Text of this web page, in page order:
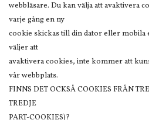
webbläsare. Du kan välja att avaktivera
varje gång en ny
cookie skickas till din dator eller mobila
väljer att
avaktivera cookies, inte kommer att
vår webbplats.
FINNS DET OCKSÅ COOKIES FRÅN
TREDJE
PART-COOKIES)?